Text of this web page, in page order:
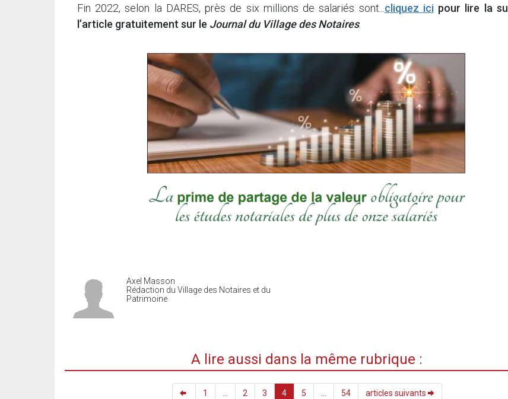
Fin 2022, selon la DARES, près de six millions de salariés sont...cliquez icipour lire la
l’article gratuitement sur le Journal du Village des Notaires.
Axel Masson
Rédaction du Village des Notaires et du
Patrimoine
A lire aussi dans la même rubrique :
1 ... 2 3 4 5 ... 54 articles suivants